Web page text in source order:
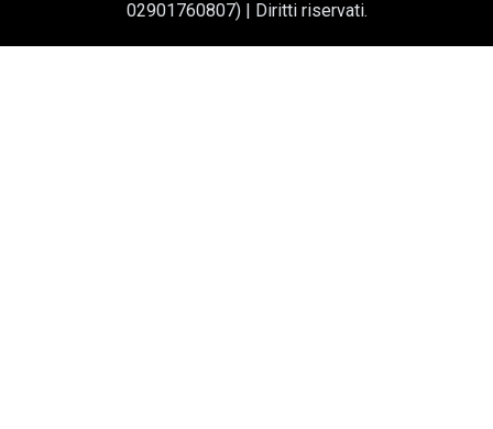
02901760807) | Diritti riservati.